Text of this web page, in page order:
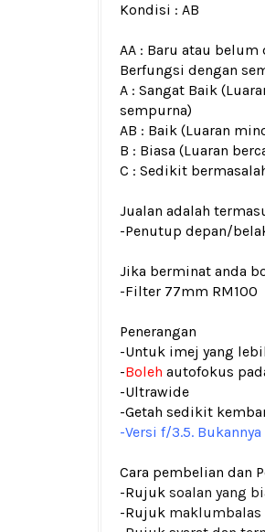
Kondisi : AB
AA : Baru atau
Berfungsi dengan
A : Sangat Baik
sempurna)
AB : Baik (Luaran
B : Biasa (Luaran
C : Sedikit
Jualan adalah
-Penutup depan/
Jika berminat anda
-Filter 77mm RM100
Penerangan
-Untuk imej yang
-Boleh autofokus
-Ultrawide
-Getah sedikit
-Versi f/3.5.
Cara pembelian dan
-Rujuk soalan yang
-Rujuk maklumbalas